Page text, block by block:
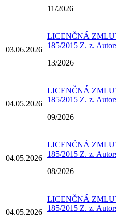
11/2026
03.06.2026
LICENČNÁ
185/2015 Z. z.
13/2026
04.05.2026
LICENČNÁ
185/2015 Z. z.
09/2026
04.05.2026
LICENČNÁ
185/2015 Z. z.
08/2026
04.05.2026
LICENČNÁ
185/2015 Z. z.